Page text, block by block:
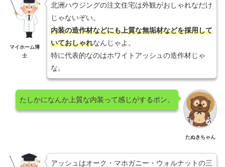
マイホーム博
士
北洲ハウジングの注文住宅は外観がおしゃれなだけ
じゃないぞい。
内装の造作材などにも上質な無垢材などを採用して
いておしゃれなんじゃよ。
特に代表的なのはホワイトアッシュの造作材じゃ
な。
たぬきちゃん
たしかになんか上質な内装って感じがするポン。
アッシュはオーク・マホガニー・ウォルナットの三